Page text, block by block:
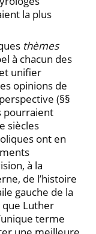
la plus
thèmes
à chacun des
unifier
opinions de
(§§
pourraient
siècles
ont en
à la
de l’histoire
gauche de la
que Luther
terme